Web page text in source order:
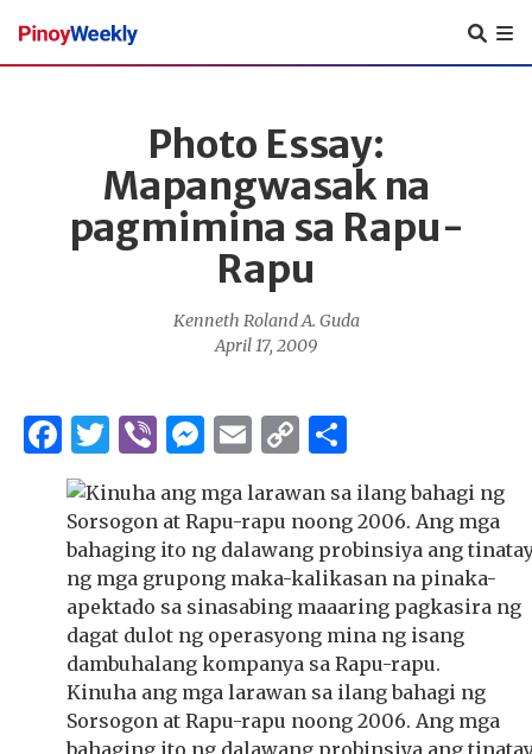
Pinoy
Weekly
Photo Essay:
Mapangwasak na
pagmimina sa Rapu-
Rapu
Kenneth Roland A. Guda
April 17, 2009
Facebook
Twitter
ViberMessenger
Email
Copy
Link
Kinuha ang mga larawan sa ilang bahagi ng
Sorsogon at Rapu-rapu noong 2006. Ang mga
bahaging ito ng dalawang probinsiya ang